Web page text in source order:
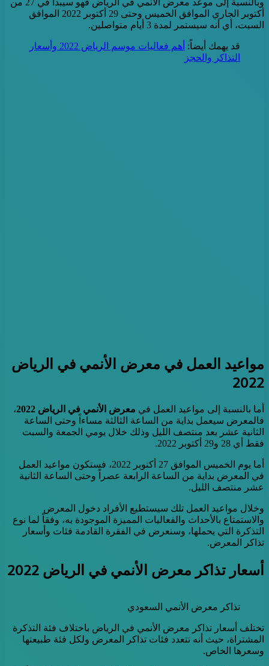
أكتوبر الجاري الموافق الخميس وحتى 29 أكتوبر 2022 الموافق
السبت، أي أنه سيستمر لمدة 3 أيام متواصلين.
قد يهمك أيضاً:
أهم فعاليات موسم الرياض 2022 وأسعار
التذاكر والحجز
مواعيد العمل في معرض الأنمي في الرياض
2022
أما بالنسبة إلى مواعيد العمل في معرض الأنمي في الرياض 2022
،
فالمعرض سيعمل بداية من الساعة الثالثة مساءاً وحتى الساعة
الثانية عشر بعد منتصف الليل وذلك خلال يومي الجمعة والسبت
فقط أي 28 و29 أكتوبر 2022.
أما يوم الخميس الموافق 27 أكتوبر 2022، فستكون مواعيد العمل
في المعرض بداية من الساعة الرابعة عصراً وحتى الساعة الثانية
عشر منتصف الليل.
وخلال مواعيد العمل تلك سيستطيع الأفراد دخول المعرض
والاستمتاع بالأحداث والفعاليات المميزة الموجودة به، وفقاً لما نوع
التذكرة التي يحملها، وسنعرض في الفقرة القادمة فئات وأسعار
تذاكر المعرض.
أسعار تذاكر معرض الأنمي في الرياض 2022
تذاكر معرض الأنمي السعودي
تختلف أسعار تذاكر معرض الأنمي في الرياض باختلاف فئة التذكرة
المشتراة، حيث أنه تتعدد فئات تذاكر المعرض ولكل فئة طبيعتها
وسعرها الخاص.